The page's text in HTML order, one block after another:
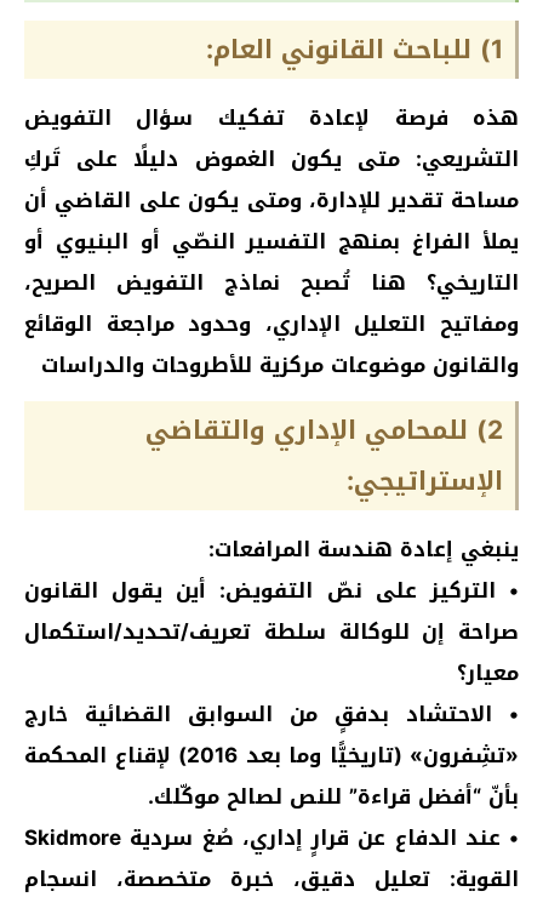
1) للباحث القانوني العام:
هذه فرصة لإعادة تفكيك سؤال التفويض
التشريعي: متى يكون الغموض دليلًا على تَركِ
مساحة تقدير للإدارة، ومتى يكون على القاضي أن
يملأ الفراغ بمنهج التفسير النصّي أو البنيوي أو
التاريخي؟ هنا تُصبح نماذج التفويض الصريح،
ومفاتيح التعليل الإداري، وحدود مراجعة الوقائع
والقانون موضوعات مركزية للأطروحات والدراسات
2) للمحامي الإداري والتقاضي
الإستراتيجي:
ينبغي إعادة هندسة المرافعات:
• التركيز على نصّ التفويض: أين يقول القانون
صراحة إن للوكالة سلطة تعريف/تحديد/استكمال
معيار؟
• الاحتشاد بدفقٍ من السوابق القضائية خارج
«تشِفرون» (تاريخيًّا وما بعد 2016) لإقناع المحكمة
بأنّ “أفضل قراءة” للنص لصالح موكّلك.
• عند الدفاع عن قرارٍ إداري، صُغ سردية Skidmore
القوية: تعليل دقيق، خبرة متخصصة، انسجام